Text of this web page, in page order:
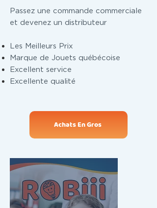
Passez une commande commerciale
et devenez un distributeur
Les Meilleurs Prix
Marque de Jouets québécoise
Excellent service
Excellente qualité
Achats En Gros